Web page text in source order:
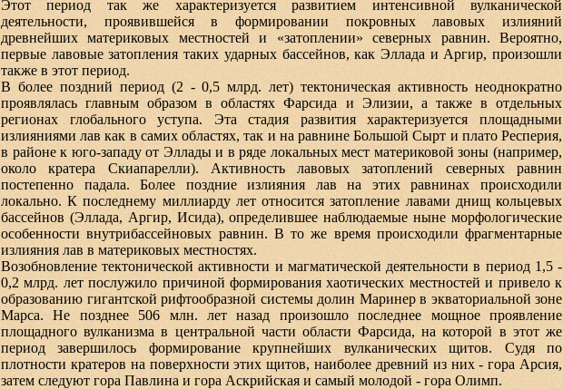
Этот период так же характеризуется развитием интенсивной вулканической
деятельности, проявившейся в формировании покровных лавовых излияний
древнейших материковых местностей и «затоплении» северных равнин. Вероятно,
первые лавовые затопления таких ударных бассейнов, как Эллада и Аргир, произошли
также в этот период.
В более поздний период (2 - 0,5 млрд. лет) тектоническая активность неоднократно
проявлялась главным образом в областях Фарсида и Элизии, а также в отдельных
регионах глобального уступа. Эта стадия развития характеризуется площадными
излияниями лав как в самих областях, так и на равнине Большой Сырт и плато Респерия,
в районе к юго-западу от Эллады и в ряде локальных мест материковой зоны (например,
около кратера Скиапарелли). Активность лавовых затоплений северных равнин
постепенно падала. Более поздние излияния лав на этих равнинах происходили
локально. К последнему миллиарду лет относится затопление лавами днищ кольцевых
бассейнов (Эллада, Аргир, Исида), определившее наблюдаемые ныне морфологические
особенности внутрибассейновых равнин. В то же время происходили фрагментарные
излияния лав в материковых местностях.
Возобновление тектонической активности и магматической деятельности в период 1,5 -
0,2 млрд. лет послужило причиной формирования хаотических местностей и привело к
образованию гигантской рифтообразной системы долин Маринер в экваториальной зоне
Марса. Не позднее 506 млн. лет назад произошло последнее мощное проявление
площадного вулканизма в центральной части области Фарсида, на которой в этот же
период завершилось формирование крупнейших вулканических щитов. Судя по
плотности кратеров на поверхности этих щитов, наиболее древний из них - гора Арсия,
затем следуют гора Павлина и гора Аскрийская и самый молодой - гора Олимп.